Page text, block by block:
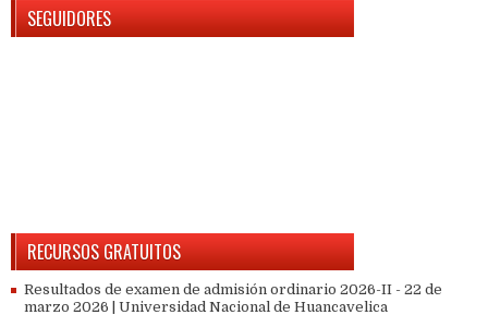
SEGUIDORES
RECURSOS GRATUITOS
Resultados de examen de admisión ordinario 2026-II - 22 de
marzo 2026 | Universidad Nacional de Huancavelica